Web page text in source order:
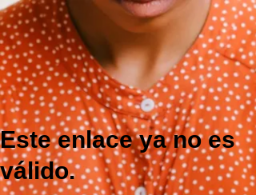
Este enlace ya no es
válido.